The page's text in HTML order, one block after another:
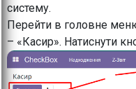
систему.
Перейти в головне
– «Касир». Натиснути